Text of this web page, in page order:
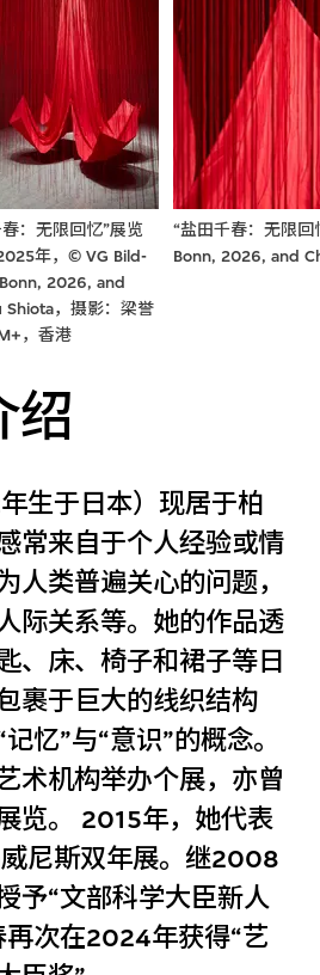
：无限回忆”展览
年，© VG Bild-
2026, and
Shiota，摄影：梁誉
，香港
“盐田千春：无限
Bonn, 2026, and
绍
生于日本）现居于柏
常来自于个人经验或情
人类普遍关心的问题，
际关系等。她的作品透
、床、椅子和裙子等日
裹于巨大的线织结构
忆”与“意识”的概念。
术机构举办个展，亦曾
览。 2015年，她代表
尼斯双年展。继2008
予“文部科学大臣新人
再次在2024年获得“艺